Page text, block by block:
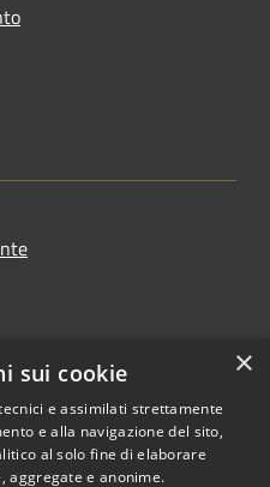
×
sui cookie
e assimilati strettamente
e alla navigazione del sito,
al solo fine di elaborare
aggregate e anonime.